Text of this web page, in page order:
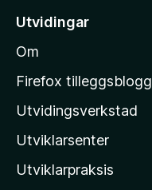
i
M
o
l
l
Utvidingar
Om
Firefox tilleggsblogg
Utvidingsverkstad
Utviklarsenter
Utviklarpraksis